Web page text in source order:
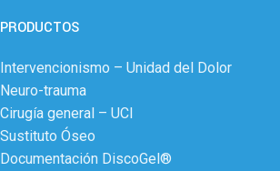
PRODUCTOS
Intervencionismo – Unidad del Dolor
Neuro-trauma
Cirugía general – UCI
Sustituto Óseo
Documentación DiscoGel®